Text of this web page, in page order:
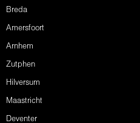
Breda
Amersfoort
Arnhem
Zutphen
Hilversum
Maastricht
Deventer